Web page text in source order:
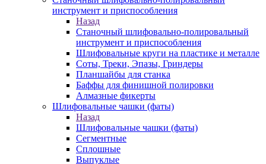
инструмент и приспособления
Назад
Станочный шлифовально-полировальный
инструмент и приспособления
Шлифовальные круги на пластике и металле
Соты, Треки, Эпазы, Гриндеры
Планшайбы для станка
Баффы для финишной полировки
Алмазные фикерты
Шлифовальные чашки (фаты)
Назад
Шлифовальные чашки (фаты)
Сегментные
Сплошные
Выпуклые